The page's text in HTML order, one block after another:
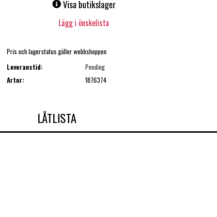
Visa butikslager
Lägg i önskelista
Pris och lagerstatus gäller webbshoppen
Leveranstid:
Pending
Artnr:
1876374
LÅTLISTA